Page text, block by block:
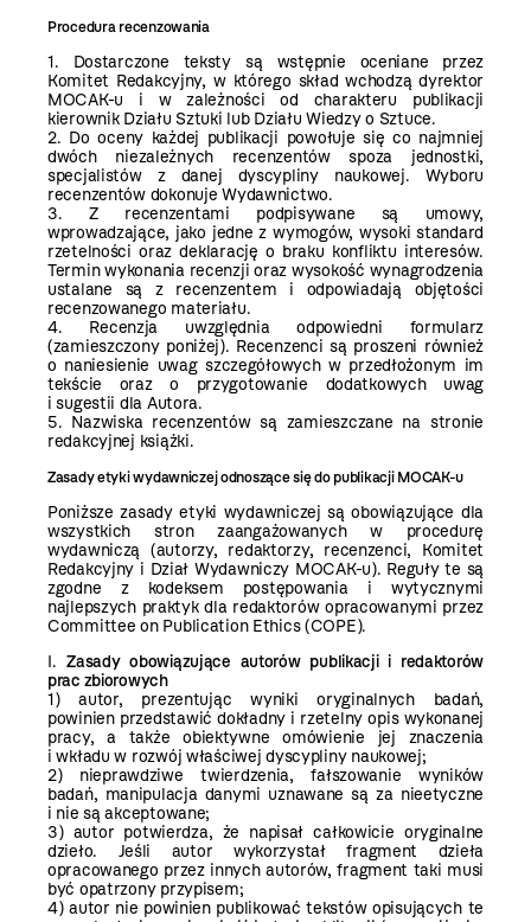
Procedura recenzowania
1. Dostarczone teksty są wstępnie oceniane przez
Komitet Redakcyjny, w którego skład wchodzą dyrektor
MOCAK-u i w zależności od charakteru publikacji
kierownik Działu Sztuki lub Działu Wiedzy o Sztuce.
2. Do oceny każdej publikacji powołuje się co najmniej
dwóch niezależnych recenzentów spoza jednostki,
specjalistów z danej dyscypliny naukowej. Wyboru
recenzentów dokonuje Wydawnictwo.
3. Z recenzentami podpisywane są umowy,
wprowadzające, jako jedne z wymogów, wysoki standard
rzetelności oraz deklarację o braku konfliktu interesów.
Termin wykonania recenzji oraz wysokość wynagrodzenia
ustalane są z recenzentem i odpowiadają objętości
recenzowanego materiału.
4. Recenzja uwzględnia odpowiedni formularz
(zamieszczony poniżej). Recenzenci są proszeni również
o naniesienie uwag szczegółowych w przedłożonym im
tekście oraz o przygotowanie dodatkowych uwag
i sugestii dla Autora.
5. Nazwiska recenzentów są zamieszczane na stronie
redakcyjnej książki.
Zasady etykiwydawniczej odnoszące się do publikacjiMOCAK-u
Poniższe zasady etyki wydawniczej są obowiązujące dla
wszystkich stron zaangażowanych w procedurę
wydawniczą (autorzy, redaktorzy, recenzenci, Komitet
Redakcyjny i Dział Wydawniczy MOCAK-u). Reguły te są
zgodne z kodeksem postępowania i wytycznymi
najlepszych praktyk dla redaktorów opracowanymi przez
Committee on Publication Ethics (COPE).
I.Zasady obowiązujące autorów publikacji i redaktorów
prac zbiorowych
1) autor, prezentując wyniki oryginalnych badań,
powinien przedstawić dokładny i rzetelny opis wykonanej
pracy, a także obiektywne omówienie jej znaczenia
i wkładu w rozwój właściwej dyscypliny naukowej;
2) nieprawdziwe twierdzenia, fałszowanie wyników
badań, manipulacja danymi uznawane są za nieetyczne
i nie są akceptowane;
3) autor potwierdza, że napisał całkowicie oryginalne
dzieło. Jeśli autor wykorzystał fragment dzieła
opracowanego przez innych autorów, fragment taki musi
być opatrzony przypisem;
4) autor nie powinien publikować tekstów opisujących te